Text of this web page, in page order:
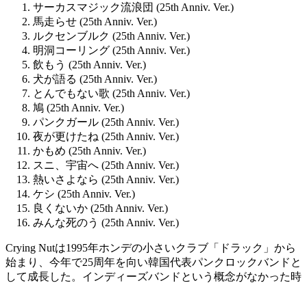
サーカスマジック流浪団 (25th Anniv. Ver.)
馬走らせ (25th Anniv. Ver.)
ルクセンブルク (25th Anniv. Ver.)
明洞コーリング (25th Anniv. Ver.)
飲もう (25th Anniv. Ver.)
犬が語る (25th Anniv. Ver.)
とんでもない歌 (25th Anniv. Ver.)
鳩 (25th Anniv. Ver.)
パンクガール (25th Anniv. Ver.)
夜が更けたね (25th Anniv. Ver.)
かもめ (25th Anniv. Ver.)
スニ、宇宙へ (25th Anniv. Ver.)
熱いさよなら (25th Anniv. Ver.)
ケシ (25th Anniv. Ver.)
良くないか (25th Anniv. Ver.)
みんな死のう (25th Anniv. Ver.)
Crying Nutは1995年ホンデの小さいクラブ「ドラック」から
始まり、今年で25周年を向い韓国代表パンクロックバンドと
して成長した。インディーズバンドという概念がなかった時